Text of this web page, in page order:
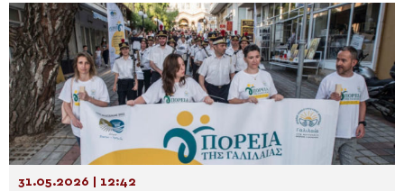
31.05.2026 | 12:42